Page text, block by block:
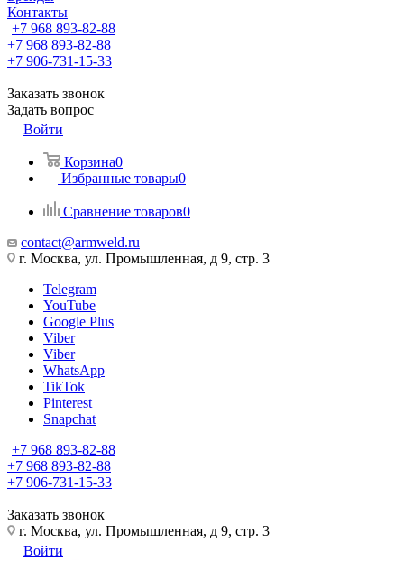
Контакты
+7 968 893-82-88
+7 968 893-82-88
+7 906-731-15-33
Заказать звонок
Задать вопрос
Войти
Корзина0
Избранные товары0
Сравнение товаров0
contact@armweld.ru
г. Москва, ул. Промышленная, д 9, стр. 3
Telegram
YouTube
Google Plus
Viber
Viber
WhatsApp
TikTok
Pinterest
Snapchat
+7 968 893-82-88
+7 968 893-82-88
+7 906-731-15-33
Заказать звонок
г. Москва, ул. Промышленная, д 9, стр. 3
Войти